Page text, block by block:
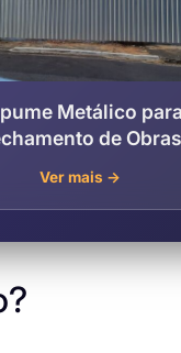
Metálico para
de Obras
Ver mais →